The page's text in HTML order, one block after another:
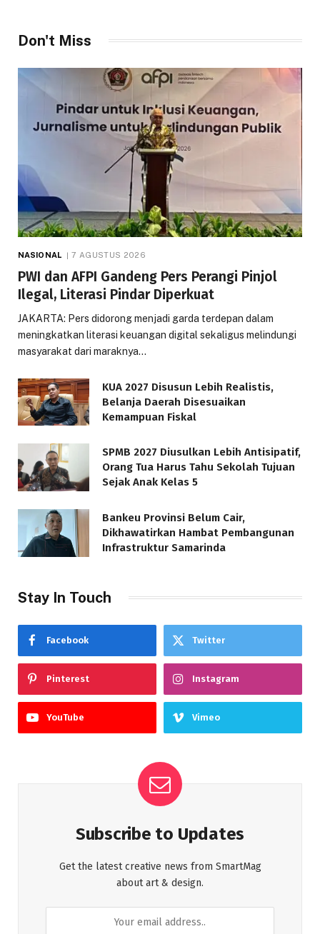
Don't Miss
NASIONAL 7 AGUSTUS 2026
PWI dan AFPI Gandeng Pers Perangi Pinjol
Ilegal, Literasi Pindar Diperkuat
JAKARTA: Pers didorong menjadi garda terdepan dalam
meningkatkan literasi keuangan digital sekaligus melindungi
masyarakat dari maraknya…
KUA 2027 Disusun Lebih Realistis,
Belanja Daerah Disesuaikan
Kemampuan Fiskal
SPMB 2027 Diusulkan Lebih Antisipatif,
Orang Tua Harus Tahu Sekolah Tujuan
Sejak Anak Kelas 5
Bankeu Provinsi Belum Cair,
Dikhawatirkan Hambat Pembangunan
Infrastruktur Samarinda
Stay In Touch
Facebook Twitter
Pinterest Instagram
YouTube Vimeo
Subscribe to Updates
Get the latest creative news from SmartMag
about art & design.